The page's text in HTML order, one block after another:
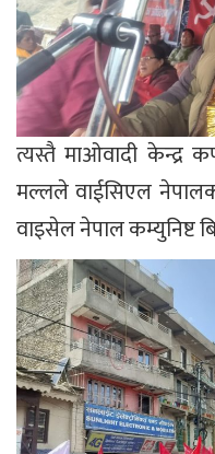
त्यस्तै माओवादी केन्द्र
मल्लले वाईसिएल
वाइसेल नेपाल कम्युनिष्ट